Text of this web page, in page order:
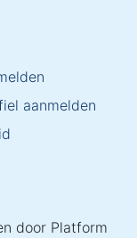
aanmelden
door Platform